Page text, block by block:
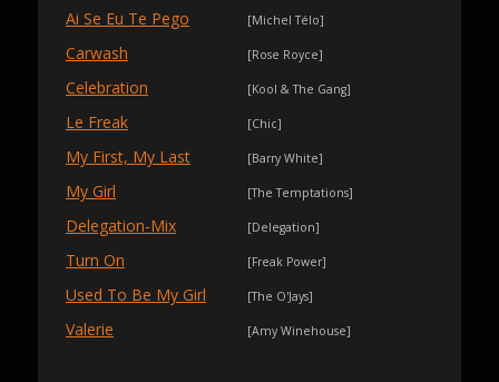
Ai Se Eu Te Pego [Michel Télo]
Carwash [Rose Royce]
Celebration [Kool & The Gang]
Le Freak [Chic]
My First, My Last [Barry White]
My Girl [The Temptations]
Delegation-Mix [Delegation]
Turn On [Freak Power]
Used To Be My Girl [The O'Jays]
Valerie [Amy Winehouse]